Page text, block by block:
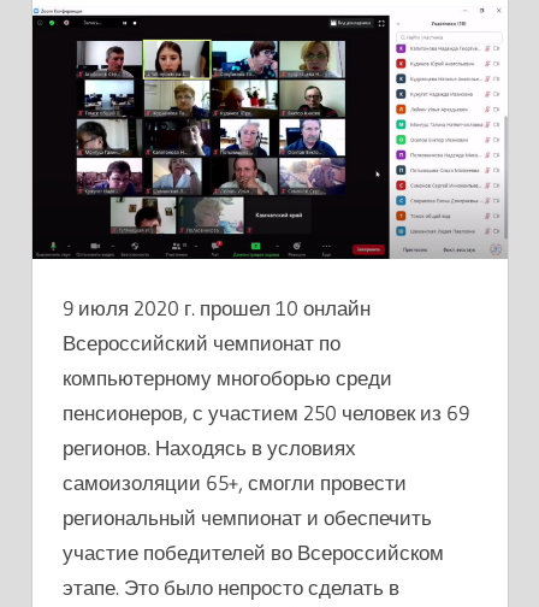
ОНЛАЙН
ВСЕРОССИЙСКИЙ
ЧЕМПИОНАТ
ПО
КОМПЬЮТЕРНОМУ
МНОГОБОРЬЮ
СОСТОЯЛСЯ!
9 июля 2020 г. прошел 10 онлайн
Всероссийский чемпионат по
компьютерному многоборью среди
пенсионеров, с участием 250 человек из 69
регионов. Находясь в условиях
самоизоляции 65+, смогли провести
региональный чемпионат и обеспечить
участие победителей во Всероссийском
этапе. Это было непросто сделать в